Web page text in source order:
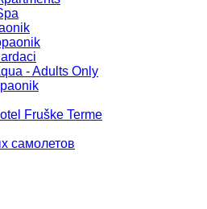
- Adults Only
Fruške Terme
самолетов